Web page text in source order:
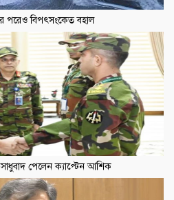
পরেও বিপৎসংকেত বহাল
সাধুবাদ পেলেন ক্যাপ্টেন আশিক